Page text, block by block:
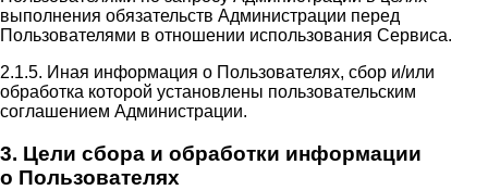
выполнения обязательств Администрации перед
Пользователями в отношении использования Сервиса.
2.1.5. Иная информация о Пользователях, сбор и/или
обработка которой установлены пользовательским
соглашением Администрации.
3. Цели сбора и обработки информации
о Пользователях